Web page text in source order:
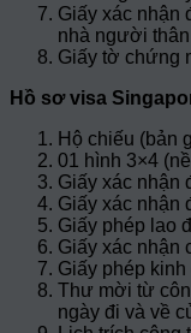
Giấy xác nhận
nhà người
Giấy tờ chứng
Hồ sơ visa
Hộ chiếu (bản
01 hình 3×4
Giấy xác nhận
Giấy xác nhận
Giấy phép lao
Giấy xác nhận
Giấy phép
Thư mời từ
ngày đi và về